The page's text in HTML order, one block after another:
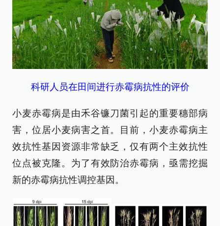
科研人员在田间进行赤霉病抗性的评价
小麦赤霉病是由禾谷镰刀菌引起的重要穗部病
害，位居小麦病害之首。目前，小麦赤霉病主
效抗性基因资源非常缺乏，仅有两个主效抗性
位点被克隆。为了有效防治赤霉病，亟需挖掘
新的赤霉病抗性调控基因。